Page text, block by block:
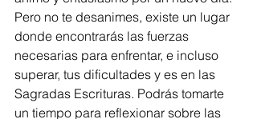
Pero no te desanimes, existe un lugar
donde encontrarás las fuerzas
necesarias para enfrentar, e incluso
superar, tus dificultades y es en las
Sagradas Escrituras. Podrás tomarte
un tiempo para reflexionar sobre las